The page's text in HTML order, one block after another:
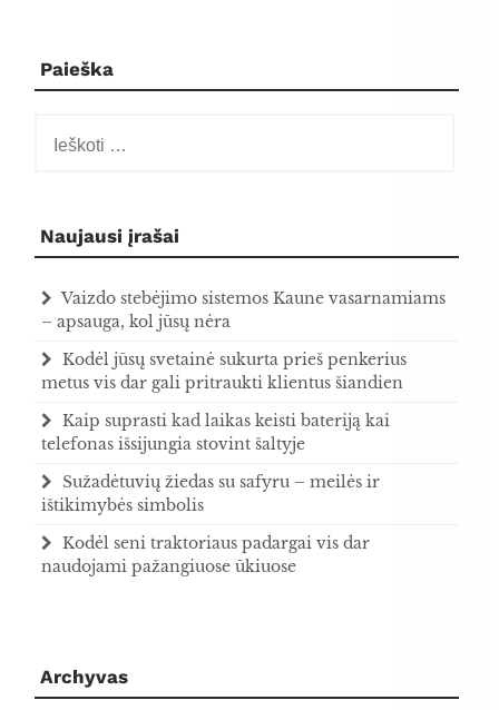
Paieška
Naujausi įrašai
Vaizdo stebėjimo sistemos Kaune vasarnamiams
– apsauga, kol jūsų nėra
Kodėl jūsų svetainė sukurta prieš penkerius
metus vis dar gali pritraukti klientus šiandien
Kaip suprasti kad laikas keisti bateriją kai
telefonas išsijungia stovint šaltyje
Sužadėtuvių žiedas su safyru – meilės ir
ištikimybės simbolis
Kodėl seni traktoriaus padargai vis dar
naudojami pažangiuose ūkiuose
Archyvas